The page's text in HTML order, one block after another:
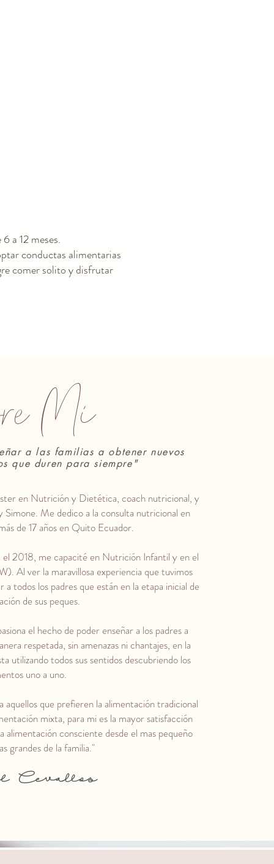
a 12 meses.
conductas alimentarias
comer solito y disfrutar
Mi
a las familias a obtener nuevos
que duren para siempre"
en Nutrición y Dietética, coach nutricional, y
Simone. Me dedico a la consulta nutricional en
de 17 años en Quito Ecuador.
el 2018, me capacité en Nutrición Infantil y en el
Al ver la maravillosa experiencia que tuvimos
todos los padres que están en la etapa inicial de
de sus peques.
el hecho de poder enseñar a los padres a
respetada, sin amenazas ni chantajes, en la
utilizando todos sus sentidos descubriendo los
uno a uno.
que prefieren la alimentación tradicional
mixta, para mi es la mayor satisfacción
alimentación consciente desde el mas pequeño
grandes de la familia."
Cevallos